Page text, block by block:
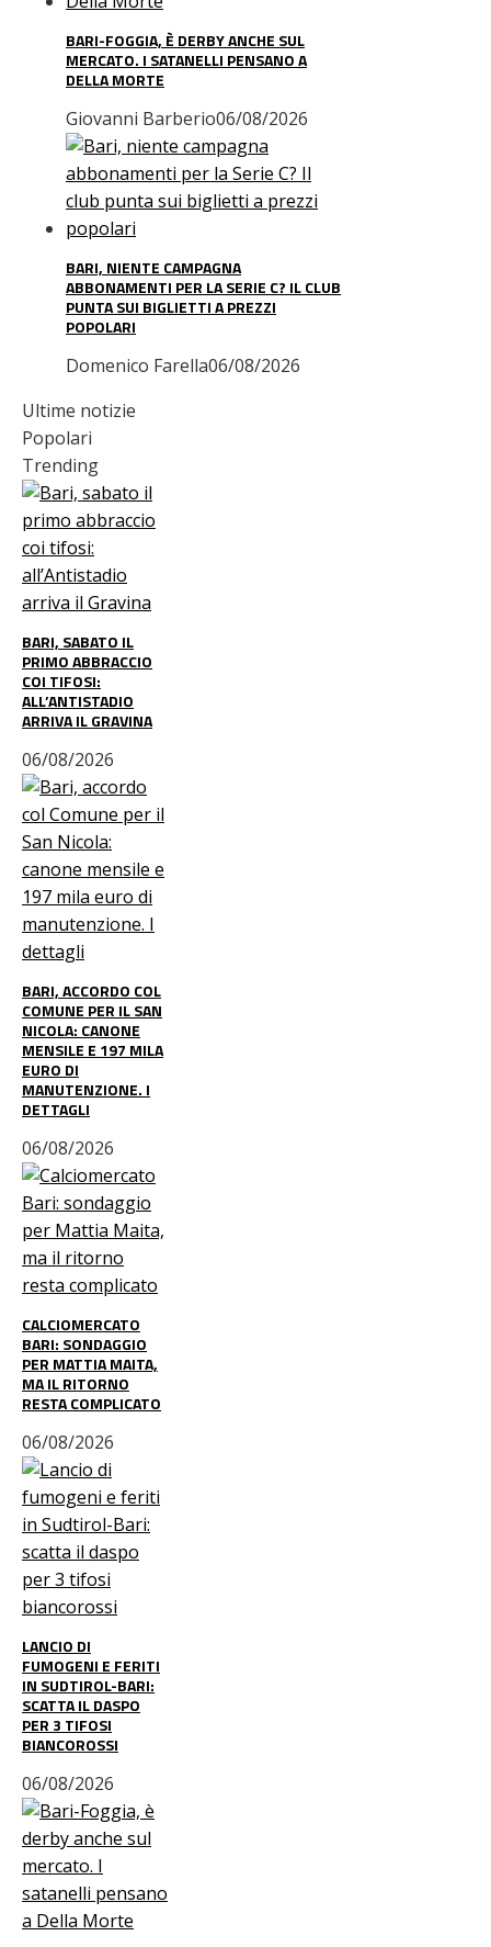
BARI-FOGGIA, È DERBY ANCHE SUL
MERCATO. I SATANELLI PENSANO A
DELLA MORTE
Giovanni Barberio06/08/2026
BARI, NIENTE CAMPAGNA
ABBONAMENTI PER LA SERIE C? IL CLUB
PUNTA SUI BIGLIETTI A PREZZI
POPOLARI
Domenico Farella06/08/2026
Ultime notizie
Popolari
Trending
BARI, SABATO IL
PRIMO ABBRACCIO
COI TIFOSI:
ALL’ANTISTADIO
ARRIVA IL GRAVINA
06/08/2026
BARI, ACCORDO COL
COMUNE PER IL SAN
NICOLA: CANONE
MENSILE E 197 MILA
EURO DI
MANUTENZIONE. I
DETTAGLI
06/08/2026
CALCIOMERCATO
BARI: SONDAGGIO
PER MATTIA MAITA,
MA IL RITORNO
RESTA COMPLICATO
06/08/2026
LANCIO DI
FUMOGENI E FERITI
IN SUDTIROL-BARI:
SCATTA IL DASPO
PER 3 TIFOSI
BIANCOROSSI
06/08/2026